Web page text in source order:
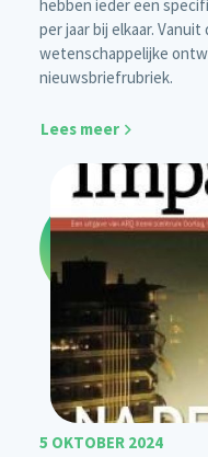
hebben ieder een
per jaar bij elkaar.
wetenschappelijke
nieuwsbriefrubriek.
Lees meer
5 OKTOBER 2024